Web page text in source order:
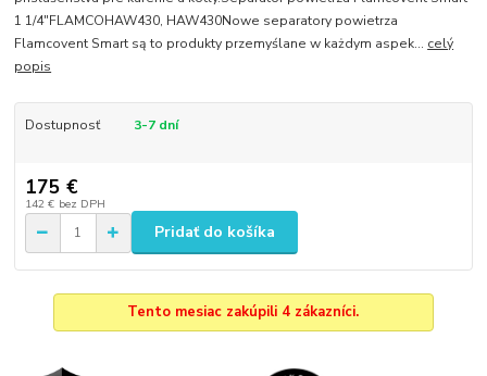
1 1/4"FLAMCOHAW430, HAW430Nowe separatory powietrza
Flamcovent Smart są to produkty przemyślane w każdym aspek... celý
popis
Dostupnosť 3-7 dní
175 €
142 € bez DPH
Pridať do košíka
Tento mesiac zakúpili 4 zákazníci.